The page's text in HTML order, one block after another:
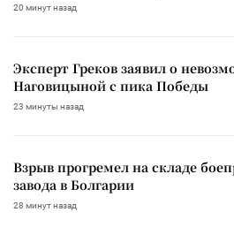
20 минут назад
Эксперт Греков заявил о
Наговицыной с пика Победы
23 минуты назад
Взрыв прогремел на складе
завода в Болгарии
28 минут назад